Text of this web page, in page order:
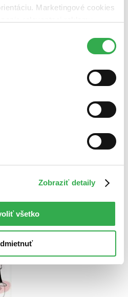
Marketingové cookies
používať všetky tieto
Zobraziť detaily
všetko